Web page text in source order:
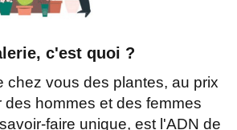
c'est quoi ?
chez vous des plantes, au prix
des hommes et des femmes
faire unique, est l'ADN de